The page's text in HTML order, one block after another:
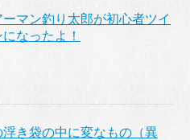
マン釣り太郎が初心者ツイ
なったよ！
浮き袋の中に変なもの（異